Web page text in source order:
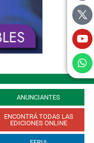
ANUNCIANTES
ENCONTRÁ TODAS LAS
EDICIONES ONLINE